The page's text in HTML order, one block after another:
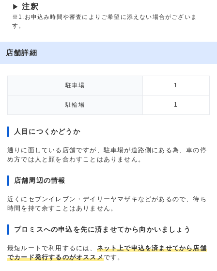
▶ 注釈
※1.お申込み時間や審査によりご希望に添えない場合がございま
す。
店舗詳細
駐車場 1
駐輪場 1
人目につくかどうか
通りに面している店舗ですが、駐車場が道路側にある為、車の停
め方では人と顔を合わすことはありません。
店舗周辺の情報
近くにセブンイレブン・デイリーヤマザキなどがあるので、待ち
時間を持て余すことはありません。
プロミスへの申込を先に済ませてから向かいましょう
最短ルートで利用するには、 ネット上で申込を済ませてから店舗
でカード発行するのがオススメです。